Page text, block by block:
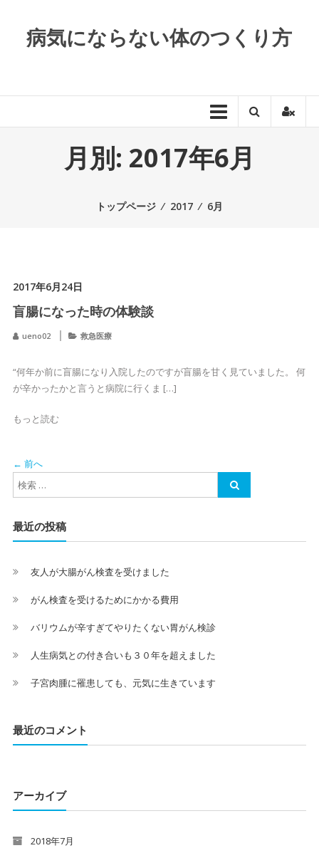
病気にならない体のつくり方
月別: 2017年6月
トップページ ⁄ 2017 ⁄ 6月
2017年6月24日
盲腸になった時の体験談
ueno02 救急医療
“何年か前に盲腸になり入院したのですが盲腸を甘く見ていました。 何
が辛かったかと言うと病院に行くま […]
もっと読む
← 前へ
最近の投稿
友人が大腸がん検査を受けました
がん検査を受けるためにかかる費用
バリウムが辛すぎてやりたくない胃がん検診
人生病気との付き合いも３０年を超えました
子宮肉腫に罹患しても、元気に生きています
最近のコメント
アーカイブ
2018年7月